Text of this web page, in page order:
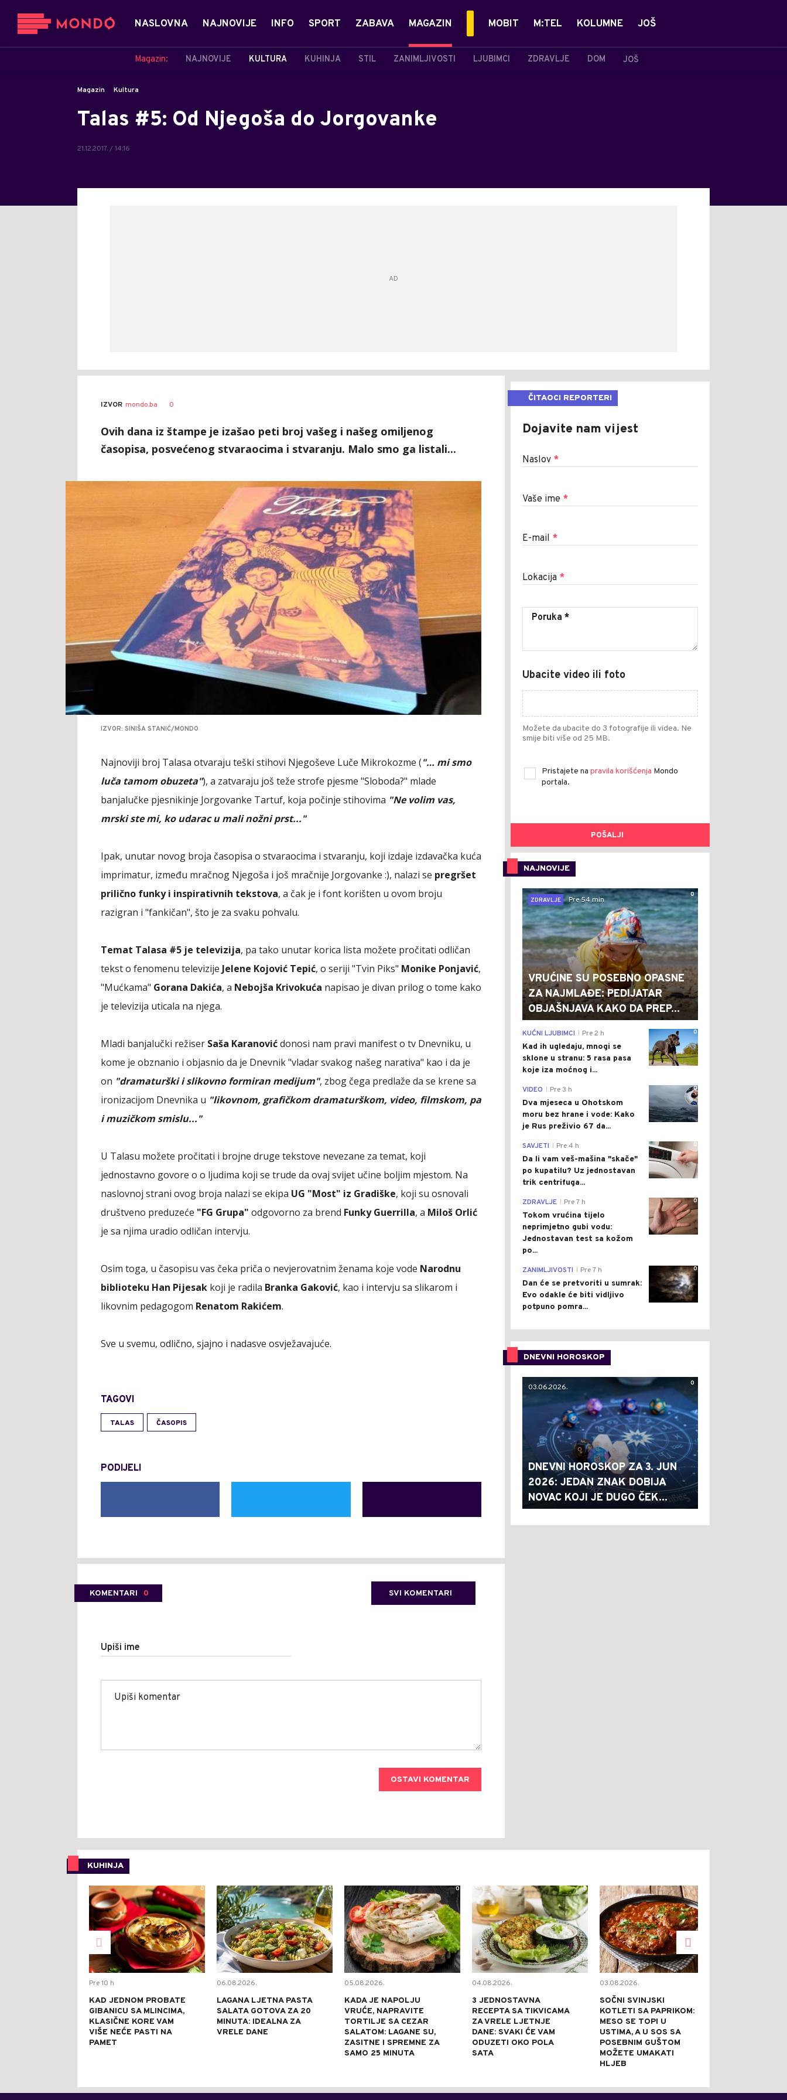
NASLOVNA NAJNOVIJE INFO SPORT ZABAVA MAGAZIN
Magazin: NAJNOVIJE KULTURA KUHINJA STIL ZANIMLJIVOSTI LJUBIMCI ZDRAVLJE DOM JOŠ
MOBIT M:TEL KOLUMNE JOŠ
Magazin Kultura
Talas #5: Od Njegoša do Jorgovanke
21.12.2017. / 14:16
AUTOR
Siniša
Stanić
IZVOR mondo.ba 0
Ovih dana iz štampe je izašao peti broj vašeg i našeg omiljenog
časopisa, posvećenog stvaraocima i stvaranju. Malo smo ga listali...
IZVOR: SINIŠA STANIĆ/MONDO
Najnoviji broj Talasa otvaraju teški stihovi Njegoševe Luče Mikrokozme ("… mi smo
luča tamom obuzeta"), a zatvaraju još teže strofe pjesme "Sloboda?" mlade
banjalučke pjesnikinje Jorgovanke Tartuf, koja počinje stihovima "Ne volim vas,
mrski ste mi, ko udarac u mali nožni prst..."
Ipak, unutar novog broja časopisa o stvaraocima i stvaranju, koji izdaje izdavačka kuća
imprimatur, između mračnog Njegoša i još mračnije Jorgovanke :), nalazi se pregršet
prilično funky i inspirativnih tekstova, a čak je i font korišten u ovom broju
razigran i "fankičan", što je za svaku pohvalu.
Temat Talasa #5 je televizija, pa tako unutar korica lista možete pročitati odličan
tekst o fenomenu televizije Jelene Kojović Tepić, o seriji "Tvin Piks" Monike Ponjavić,
"Mućkama" Gorana Dakića, a Nebojša Krivokuća napisao je divan prilog o tome kako
je televizija uticala na njega.
Mladi banjalučki režiser Saša Karanovićdonosi nam pravi manifest o tv Dnevniku, u
kome je obznanio i objasnio da je Dnevnik "vladar svakog našeg narativa" kao i da je
on "dramaturški i slikovno formiran medijum", zbog čega predlaže da se krene sa
ironizacijom Dnevnika u "likovnom, grafičkom dramaturškom, video, filmskom, pa
i muzičkom smislu..."
U Talasu možete pročitati i brojne druge tekstove nevezane za temat, koji
jednostavno govore o o ljudima koji se trude da ovaj svijet učine boljim mjestom. Na
naslovnoj strani ovog broja nalazi se ekipa UG "Most" iz Gradiške, koji su osnovali
društveno preduzeće "FG Grupa" odgovorno za brend Funky Guerrilla, a Miloš Orlić
je sa njima uradio odličan intervju.
Osim toga, u časopisu vas čeka priča o nevjerovatnim ženama koje vode Narodnu
biblioteku Han Pijesak koji je radila Branka Gaković, kao i intervju sa slikarom i
likovnim pedagogom Renatom Rakićem.
Sve u svemu, odlično, sjajno i nadasve osvježavajuće.
TAGOVI
TALAS ČASOPIS
PODIJELI
KOMENTARI 0 SVI KOMENTARI
Upiši ime
OSTAVI KOMENTAR
ČITAOCI REPORTERI
Dojavite nam vijest
Naslov *
Vaše ime *
E-mail *
Lokacija *
Ubacite video ili foto
Možete da ubacite do 3 fotografije ili videa. Ne
smije biti više od 25 MB.
Pristajete na pravila korišćenja Mondo
portala.
POŠALJI
NAJNOVIJE
0
ZDRAVLJE
Pre 54 min
VRUĆINE SU POSEBNO OPASNE
ZA NAJMLAĐE: PEDIJATAR
OBJAŠNJAVA KAKO DA PREP...
0
KUĆNI LJUBIMCI Pre 2 h
Kad ih ugledaju, mnogi se
sklone u stranu: 5 rasa pasa
koje iza moćnog i...
0
VIDEO Pre 3 h
Dva mjeseca u Ohotskom
moru bez hrane i vode: Kako
je Rus preživio 67 da...
0
SAVJETI Pre 4 h
Da li vam veš-mašina "skače"
po kupatilu? Uz jednostavan
trik centrifuga...
0
ZDRAVLJE Pre 7 h
Tokom vrućina tijelo
neprimjetno gubi vodu:
Jednostavan test sa kožom
po...
0
ZANIMLJIVOSTI Pre 7 h
Dan će se pretvoriti u sumrak:
Evo odakle će biti vidljivo
potpuno pomra...
DNEVNI HOROSKOP
0
03.06.2026.
DNEVNI HOROSKOP ZA 3. JUN
2026: JEDAN ZNAK DOBIJA
NOVAC KOJI JE DUGO ČEK...
KUHINJA
0
Pre 10 h
KAD JEDNOM PROBATE
GIBANICU SA MLINCIMA,
KLASIČNE KORE VAM
VIŠE NEĆE PASTI NA
PAMET
0
06.08.2026.
LAGANA LJETNA PASTA
SALATA GOTOVA ZA 20
MINUTA: IDEALNA ZA
VRELE DANE
0
05.08.2026.
KADA JE NAPOLJU
VRUĆE, NAPRAVITE
TORTILJE SA CEZAR
SALATOM: LAGANE SU,
ZASITNE I SPREMNE ZA
SAMO 25 MINUTA
0
04.08.2026.
3 JEDNOSTAVNA
RECEPTA SA TIKVICAMA
ZA VRELE LJETNJE
DANE: SVAKI ĆE VAM
ODUZETI OKO POLA
SATA
03.08.2026.
SOČNI SVINJSKI
KOTLETI SA PAPRIKOM:
MESO SE TOPI U
USTIMA, A U SOS SA
POSEBNIM GUŠTOM
MOŽETE UMAKATI
HLJEB